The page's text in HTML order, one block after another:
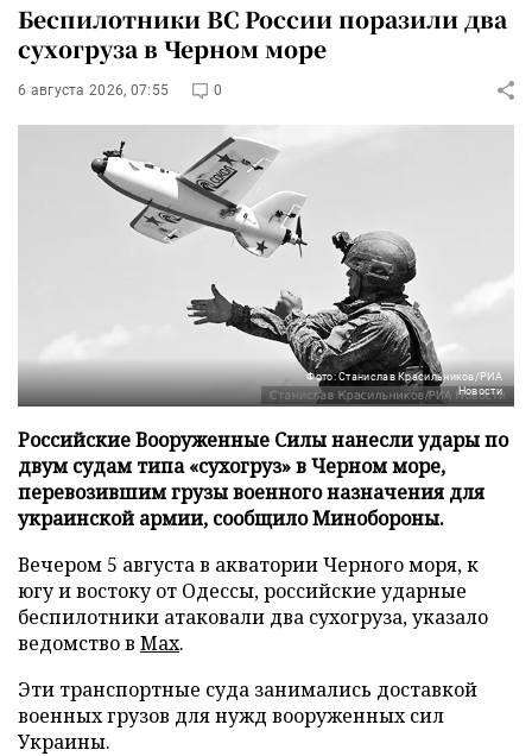
Беспилотники ВС России поразили два
сухогруза в Черном море
6 августа 2026, 07:55 0
Фото: Станислав Красильников/РИА
Новости
Российские Вооруженные Силы нанесли удары по
двум судам типа «сухогруз» в Черном море,
перевозившим грузы военного назначения для
украинской армии, сообщило Минобороны.
Вечером 5 августа в акватории Черного моря, к
югу и востоку от Одессы, российские ударные
беспилотники атаковали два сухогруза, указало
ведомство в Max.
Эти транспортные суда занимались доставкой
военных грузов для нужд вооруженных сил
Украины.